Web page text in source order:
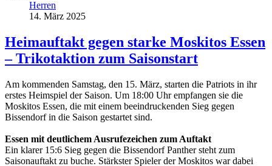
Herren
14. März 2025
Heimauftakt gegen starke Moskitos Essen
– Trikotaktion zum Saisonstart
Am kommenden Samstag, den 15. März, starten die Patriots in ihr
erstes Heimspiel der Saison. Um 18:00 Uhr empfangen sie die
Moskitos Essen, die mit einem beeindruckenden Sieg gegen
Bissendorf in die Saison gestartet sind.
Essen mit deutlichem Ausrufezeichen zum Auftakt
Ein klarer 15:6 Sieg gegen die Bissendorf Panther steht zum
Saisonauftakt zu buche. Stärkster Spieler der Moskitos war dabei